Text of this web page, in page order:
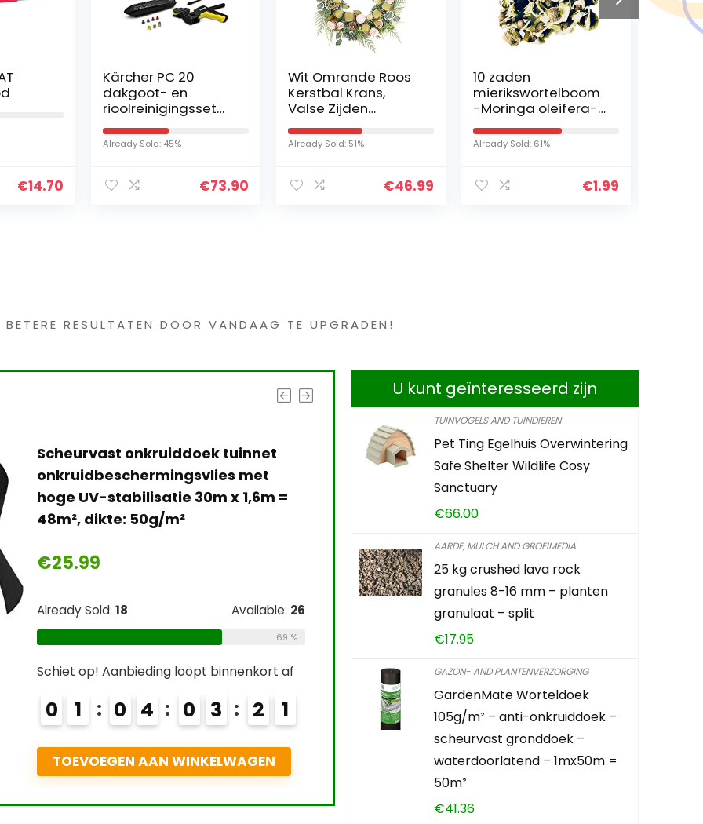
€14.70
Kärcher PC 20
dakgoot- en
rioolreinigingsset
(20 m,
bajonetaansluiting,
geschikt voor
2 – K 7)
Already Sold: 45%
€73.90
Wit Omrande Roos
Kerstbal Krans,
Valse Zijden
Rozenkrans In De
Zomer, Kunstmatige
Bloem Boerderij
Already Sold: 51%
€46.99
10 zaden
mierikswortelboom
-Moringa oleifera-
(verse directe
import) Topkwaliteit
-Zeer
boom Veel…
Already Sold: 61%
€1.99
RESULTATEN DOOR VANDAAG TE UPGRADEN!
Scheurvast onkruiddoek tuinnet
onkruidbeschermingsvlies met
hoge UV-stabilisatie 30m x 1,6m =
48m², dikte: 50g/m²
€25.99
Already Sold: 18 Available: 26
69 %
Schiet op! Aanbieding loopt binnenkort af
0 1 0 4 0 3 2 0
TOEVOEGEN AAN WINKELWAGEN
Easy Life
U kunt geïnteresseerd zijn
TUINVOGELS AND TUINDIEREN
Pet Ting Egelhuis Overwintering
Safe Shelter Wildlife Cosy
Sanctuary
€66.00
AARDE, MULCH AND GROEIMEDIA
25 kg crushed lava rock
granules 8-16 mm – planten
granulaat – split
€17.95
GAZON- AND PLANTENVERZORGING
GardenMate Worteldoek
105g/m² – anti-onkruiddoek –
scheurvast gronddoek –
waterdoorlatend – 1mx50m =
50m²
€41.36